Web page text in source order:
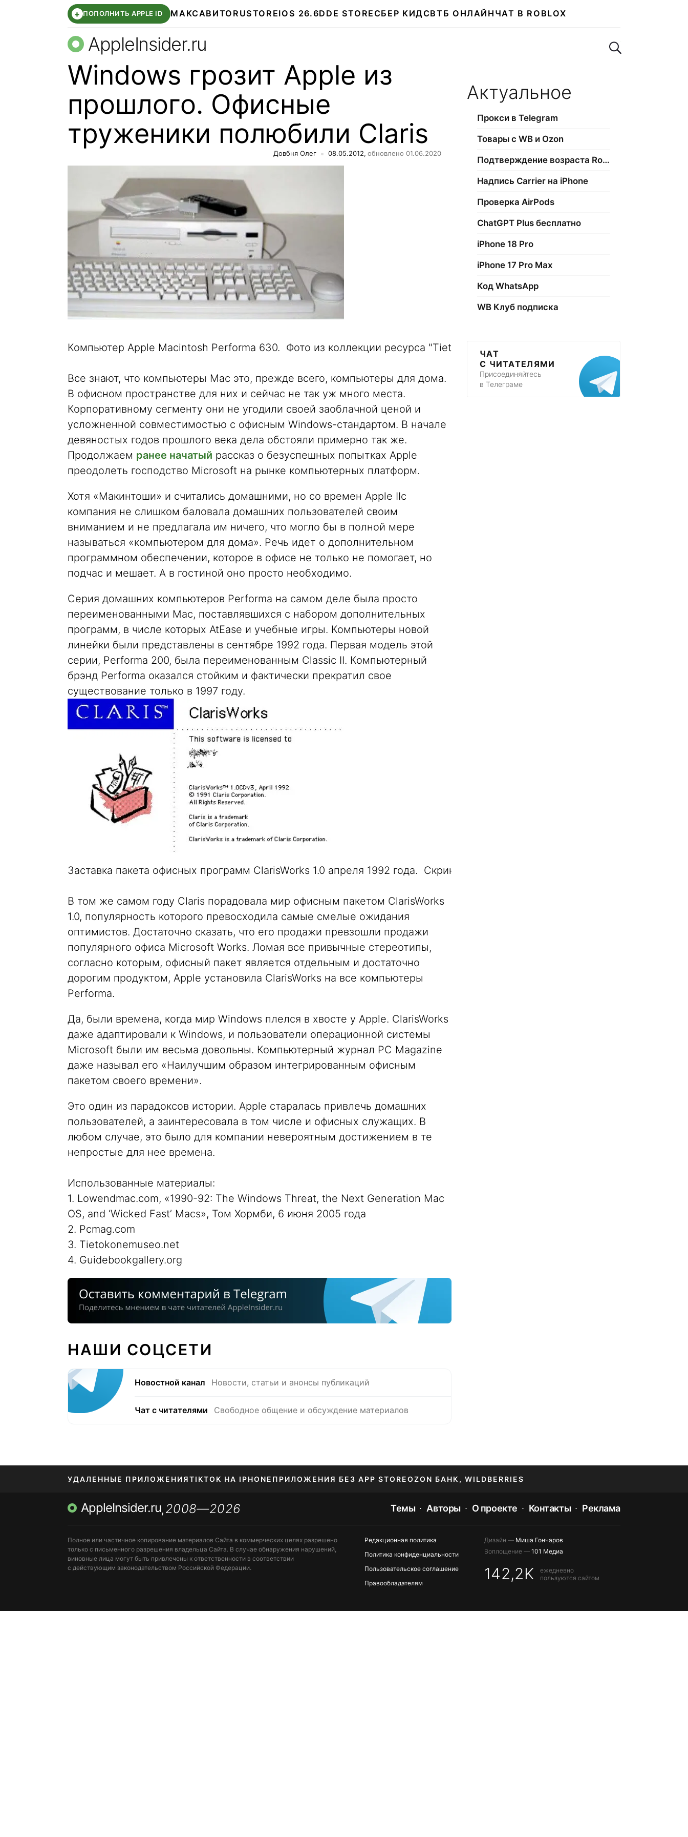
+ ПОПОЛНИТЬ APPLE ID МАКСАВИТО RUSTOREIOS 26.6DDE STORE СБЕР КИДСВТБ ОНЛАЙН ЧАТ В ROBLOX
AppleInsider.ru Поиск по сайту
Windows грозит Apple из
прошлого. Офисные
труженики полюбили Claris
Довбня Олег 08.05.2012, обновлено 01.06.2020
Компьютер Apple Macintosh Performa 630.  Фото из коллекции ресурса "Tietokonemuseo.net"
Все знают, что компьютеры Mac это, прежде всего, компьютеры для дома.
В офисном пространстве для них и сейчас не так уж много места.
Корпоративному сегменту они не угодили своей заоблачной ценой и
усложненной совместимостью с офисным Windows-стандартом. В начале
девяностых годов прошлого века дела обстояли примерно так же.
Продолжаем ранее начатый рассказ о безуспешных попытках Apple
преодолеть господство Microsoft на рынке компьютерных платформ.
Хотя «Макинтоши» и считались домашними, но со времен Apple IIc
компания не слишком баловала домашних пользователей своим
вниманием и не предлагала им ничего, что могло бы в полной мере
называться «компьютером для дома». Речь идет о дополнительном
программном обеспечении, которое в офисе не только не помогает, но
подчас и мешает. А в гостиной оно просто необходимо.
Серия домашних компьютеров Performa на самом деле была просто
переименованными Mac, поставлявшихся с набором дополнительных
программ, в числе которых AtEase и учебные игры. Компьютеры новой
линейки были представлены в сентябре 1992 года. Первая модель этой
серии, Performa 200, была переименованным Classic II. Компьютерный
брэнд Performa оказался стойким и фактически прекратил свое
существование только в 1997 году.
Заставка пакета офисных программ ClarisWorks 1.0 апреля 1992 года.  Скриншот из коллекции ресурса
В том же самом году Claris порадовала мир офисным пакетом ClarisWorks
1.0, популярность которого превосходила самые смелые ожидания
оптимистов. Достаточно сказать, что его продажи превзошли продажи
популярного офиса Microsoft Works. Ломая все привычные стереотипы,
согласно которым, офисный пакет является отдельным и достаточно
дорогим продуктом, Apple установила ClarisWorks на все компьютеры
Performa.
Да, были времена, когда мир Windows плелся в хвосте у Apple. ClarisWorks
даже адаптировали к Windows, и пользователи операционной системы
Microsoft были им весьма довольны. Компьютерный журнал PC Magazine
даже называл его «Наилучшим образом интегрированным офисным
пакетом своего времени».
Это один из парадоксов истории. Apple старалась привлечь домашних
пользователей, а заинтересовала в том числе и офисных служащих. В
любом случае, это было для компании невероятным достижением в те
непростые для нее времена.
Использованные материалы:
1. Lowendmac.com, «1990-92: The Windows Threat, the Next Generation Mac
OS, and ‘Wicked Fast’ Macs», Том Хормби, 6 июня 2005 года
2. Pcmag.com
3. Tietokonemuseo.net
4. Guidebookgallery.org
НАШИ СОЦСЕТИ
Новостной канал Новости, статьи и анонсы публикаций
Чат с читателями Свободное общение и обсуждение материалов
Актуальное
Прокси в Telegram
Товары с WB и Ozon
Подтверждение возраста Roblox
Надпись Carrier на iPhone
Проверка AirPods
ChatGPT Plus бесплатно
iPhone 18 Pro
iPhone 17 Pro Max
Код WhatsApp
WB Клуб подписка
ЧАТ
С ЧИТАТЕЛЯМИ
Присоединяйтесь
в Телеграме
УДАЛЕННЫЕ ПРИЛОЖЕНИЯTIKTOK НА IPHONE ПРИЛОЖЕНИЯ БЕЗ APP STOREOZON БАНК, WILDBERRIES
МЕССЕНДЖЕРЫ KAKAOTALK, B…ПОПОЛНЕНИЕ APPLE ID
AppleInsider.ru, 2008—2026 Темы Авторы О проекте Контакты Реклама
Полное или частичное копирование материалов Сайта в коммерческих целях разрешено
только с письменного разрешения владельца Сайта. В случае обнаружения нарушений,
виновные лица могут быть привлечены к ответственности в соответствии
с действующим законодательством Российской Федерации.
Редакционная политика
Политика конфиденциальности
Пользовательское соглашение
Правообладателям
Дизайн — Миша Гончаров
Воплощение — 101 Медиа
142,2K
ежедневно
пользуются сайтом